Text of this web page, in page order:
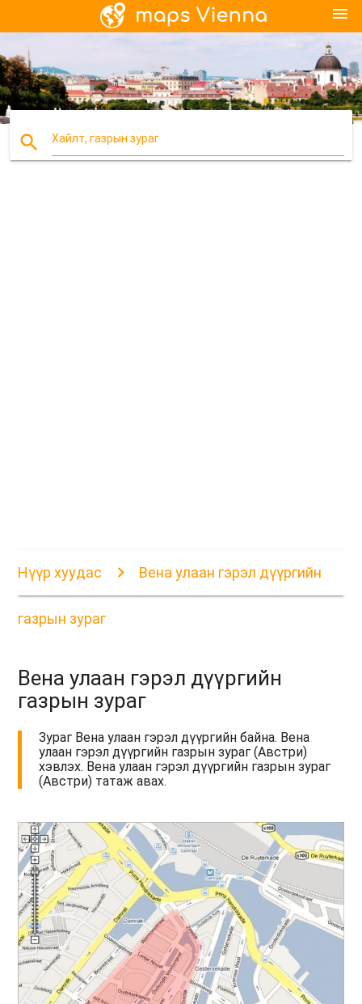
menu
search Хайлт, газрын зураг
Нүүр хуудас Вена улаан гэрэл дүүргийн
газрын зураг
Вена улаан гэрэл дүүргийн
газрын зураг
Зураг Вена улаан гэрэл дүүргийн байна. Вена
улаан гэрэл дүүргийн газрын зураг (Австри)
хэвлэх. Вена улаан гэрэл дүүргийн газрын зураг
(Австри) татаж авах.